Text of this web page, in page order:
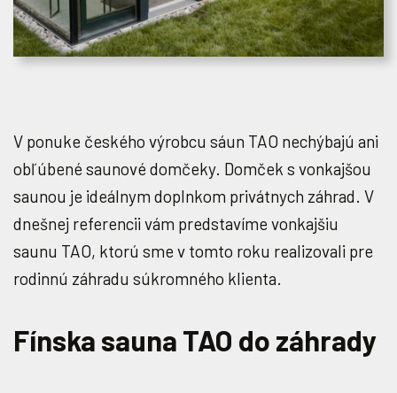
V ponuke českého výrobcu sáun TAO nechýbajú ani
obľúbené saunové domčeky. Domček s vonkajšou
saunou je ideálnym doplnkom privátnych záhrad. V
dnešnej referencii vám predstavíme vonkajšiu
saunu TAO, ktorú sme v tomto roku realizovali pre
rodinnú záhradu súkromného klienta.
Fínska sauna TAO do záhrady